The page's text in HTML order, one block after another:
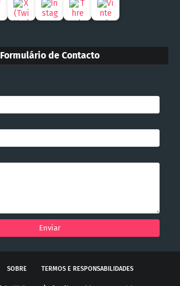
Formulário de Contacto
SOBRE TERMOS E RESPONSABILIDADES